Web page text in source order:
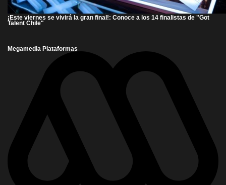
¡Este viernes se vivirá la gran final!: Conoce a los 14 finalistas de "Got
Talent Chile"
Megamedia Plataformas